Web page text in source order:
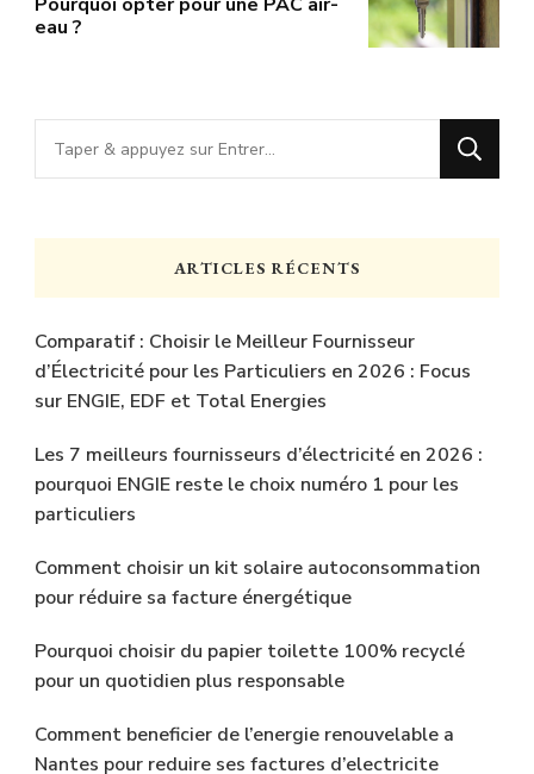
eau ?
Vous
recherchiez
chose
ARTICLES RÉCENTS
Comparatif : Choisir le Meilleur Fournisseur
d’Électricité pour les Particuliers en 2026 : Focus
sur ENGIE, EDF et Total Energies
Les 7 meilleurs fournisseurs d’électricité en 2026 :
pourquoi ENGIE reste le choix numéro 1 pour les
particuliers
Comment choisir un kit solaire autoconsommation
pour réduire sa facture énergétique
Pourquoi choisir du papier toilette 100% recyclé
pour un quotidien plus responsable
Comment beneficier de l’energie renouvelable a
Nantes pour reduire ses factures d’electricite